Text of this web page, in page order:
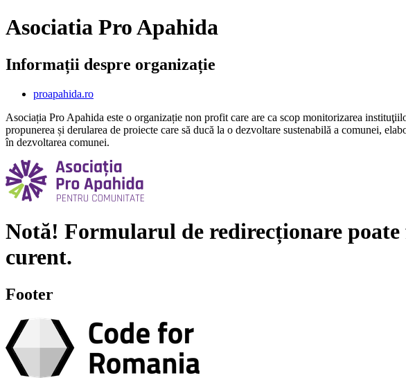
Asociatia Pro Apahida
Informații despre organizație
proapahida.ro
Asociația Pro Apahida este o organizație non profit care are ca scop monitorizarea
propunerea și derularea de proiecte care să ducă la o dezvoltare sustenabilă a comunei,
în dezvoltarea comunei.
Notă! Formularul de redirecționare
curent.
Footer